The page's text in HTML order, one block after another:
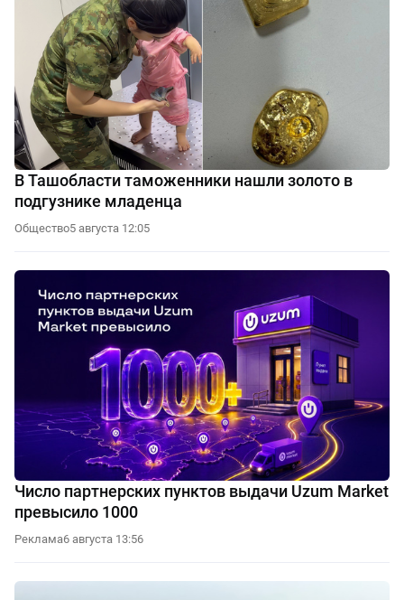
В Ташобласти таможенники нашли золото в
подгузнике младенца
Общество5 августа 12:05
Число партнерских пунктов выдачи Uzum Market
превысило 1000
Реклама6 августа 13:56